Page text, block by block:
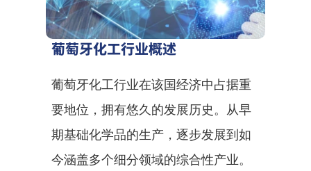
葡萄牙化工行业概述
葡萄牙化工行业在该国经济中占据重
要地位，拥有悠久的发展历史。从早
期基础化学品的生产，逐步发展到如
今涵盖多个细分领域的综合性产业。